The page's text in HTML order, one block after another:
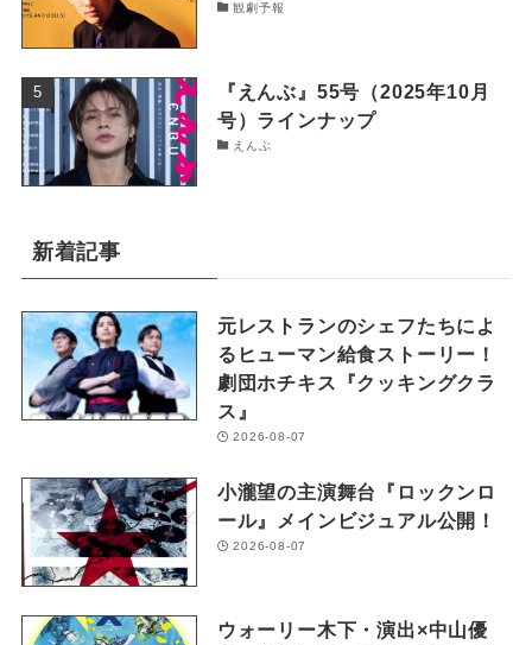
観劇予報
『えんぶ』55号（2025年10月
号）ラインナップ
えんぶ
新着記事
元レストランのシェフたちによ
るヒューマン給食ストーリー！
劇団ホチキス『クッキングクラ
ス』
2026-08-07
小瀧望の主演舞台『ロックンロ
ール』メインビジュアル公開！
2026-08-07
ウォーリー木下・演出×中山優